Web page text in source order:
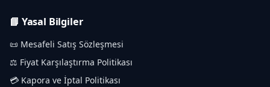
📘 Yasal Bilgiler
📜 Mesafeli Satış Sözleşmesi
⚖️ Fiyat Karşılaştırma Politikası
💳 Kapora ve İptal Politikası